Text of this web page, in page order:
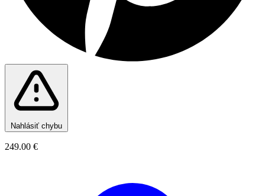
Nahlásiť chybu
249.00 €